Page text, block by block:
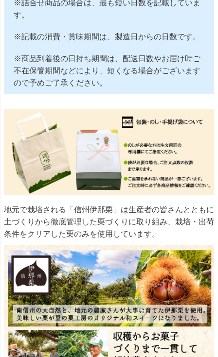
※詰合せ商品の場合は、最も短い日数を記載していま
す。
※記載の消費・賞味期間は、製造日からの日数です。
※商品到着後の日持ち期間は、配送日数やお届け時ご
不在保管期間などにより、短くなる場合がございます
ので予めご了承ください。
地元で栽培される「信州伊那栗」は生産者の皆さんとともに
土づくりから徹底管理した栗づくりに取り組み、栽培・出荷
条件をクリアした栗のみを使用しています。